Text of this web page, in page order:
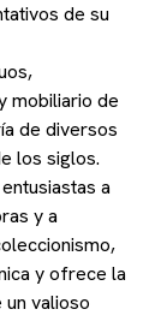
de su
mobiliario de
de diversos
los siglos.
a
y a
y ofrece la
valioso